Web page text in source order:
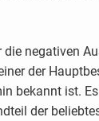
die negativen
der
bekannt ist.
der